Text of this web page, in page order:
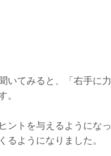
いてみると、「右手に力
。
ントを与えるようになっ
るようになりました。